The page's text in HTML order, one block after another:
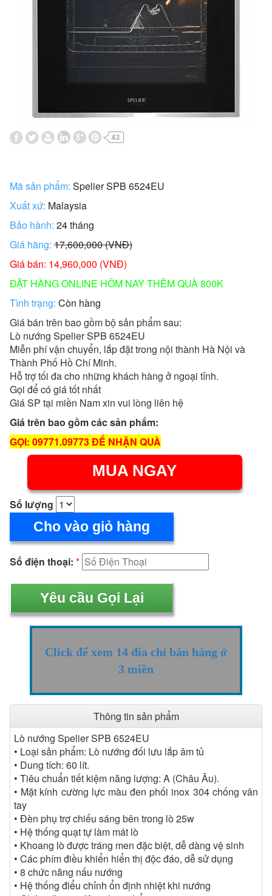
Mã sản phẩm: Spelier SPB 6524EU
Xuất xứ: Malaysia
Bảo hành: 24 tháng
Giá hãng: 17,600,000 (VNĐ)
Giá bán: 14,960,000 (VNĐ)
ĐẶT HÀNG ONLINE HÔM NAY THÊM QUÀ 800K
Tình trạng: Còn hàng
Giá bán trên bao gồm bộ sản phẩm sau:
Lò nướng Spelier SPB 6524EU
Miễn phí vận chuyển, lắp đặt trong nội thành Hà Nội và
Thành Phố Hồ Chí Minh.
Hỗ trợ tối đa cho những khách hàng ở ngoại tỉnh.
Gọi để có giá tốt nhất
Giá SP tại miền Nam xin vui lòng liên hệ
Giá trên bao gồm các sản phẩm:
GỌI: 09771.09773 ĐỂ NHẬN QUÀ
MUA NGAY
Số lượng
Cho vào giỏ hàng
Số điện thoại: *
Click để xem 14 đỉa chỉ bán hàng ở
3 miền
Thông tin sản phẩm
Lò nướng Spelier SPB 6524EU
• Loại sản phẩm: Lò nướng đối lưu lắp âm tủ
• Dung tích: 60 lít.
• Tiêu chuẩn tiết kiệm năng lượng: A (Châu Âu).
• Mặt kính cường lực màu đen phối inox 304 chống vân
tay
• Đèn phụ trợ chiếu sáng bên trong lò 25w
• Hệ thống quạt tự làm mát lò
• Khoang lò được tráng men đặc biệt, dễ dàng vệ sinh
• Các phím điều khiển hiển thị độc đáo, dễ sử dụng
• 8 chức năng nấu nướng
• Hệ thống điểu chỉnh ổn định nhiệt khi nướng